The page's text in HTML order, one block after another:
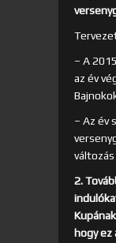
– A
az év
– Az év
2.
hogy ez